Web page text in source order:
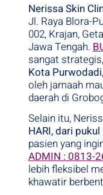
Nerissa Skin
Jl. Raya Blora-
002, Krajan,
Jawa Tengah.
sangat
Kota Purwodadi
oleh jamaah
daerah di
Selain itu,
HARI, dari
pasien yang
ADMIN : 0813-
lebih fleksibel
khawatir